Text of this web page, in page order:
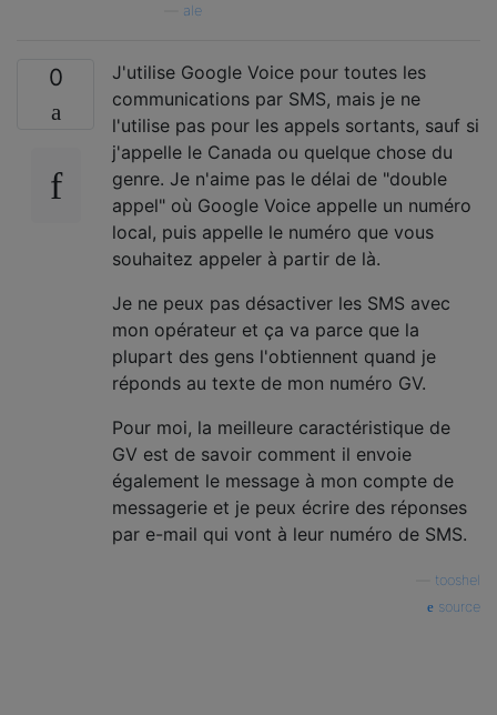
ale
0
J'utilise Google Voice pour toutes les
communications par SMS, mais je ne
l'utilise pas pour les appels sortants, sauf si
j'appelle le Canada ou quelque chose du
genre. Je n'aime pas le délai de "double
appel" où Google Voice appelle un numéro
local, puis appelle le numéro que vous
souhaitez appeler à partir de là.
Je ne peux pas désactiver les SMS avec
mon opérateur et ça va parce que la
plupart des gens l'obtiennent quand je
réponds au texte de mon numéro GV.
Pour moi, la meilleure caractéristique de
GV est de savoir comment il envoie
également le message à mon compte de
messagerie et je peux écrire des réponses
par e-mail qui vont à leur numéro de SMS.
tooshel
source